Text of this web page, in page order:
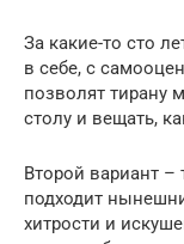
За какие-то сто
в себе, с
позволят тирану
столу и вещать,
Второй вариант
подходит
хитрости и